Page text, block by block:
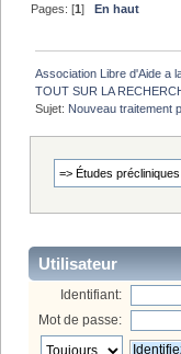
Pages: [1]En haut
Association Libre d'Aide a
TOUT SUR LA
Sujet: Nouveau traitement
Utilisateur
Identifiant:
Mot de passe: